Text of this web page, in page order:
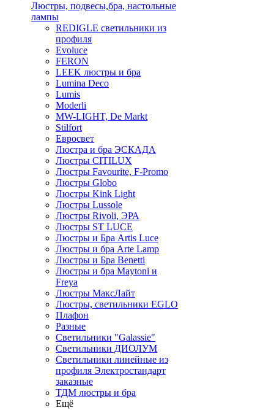
Люстры, подвесы,бра, настольные
лампы
REDIGLE светильники из
профиля
Evoluce
FERON
LEEK люстры и бра
Lumina Deco
Lumis
Moderli
MW-LIGHT, De Markt
Stilfort
Евросвет
Люстра и бра ЭСКАДА
Люстры CITILUX
Люстры Favourite, F-Promo
Люстры Globo
Люстры Kink Light
Люстры Lussole
Люстры Rivoli, ЭРА
Люстры ST LUCE
Люстры и Бра Artis Luce
Люстры и бра Arte Lamp
Люстры и Бра Benetti
Люстры и бра Maytoni и
Freya
Люстры МаксЛайт
Люстры, светильники EGLO
Плафон
Разные
Светильники "Galassie"
Светильники ДИОЛУМ
Светильники линейные из
профиля Электростандарт
заказные
ТДМ люстры и бра
Ещё